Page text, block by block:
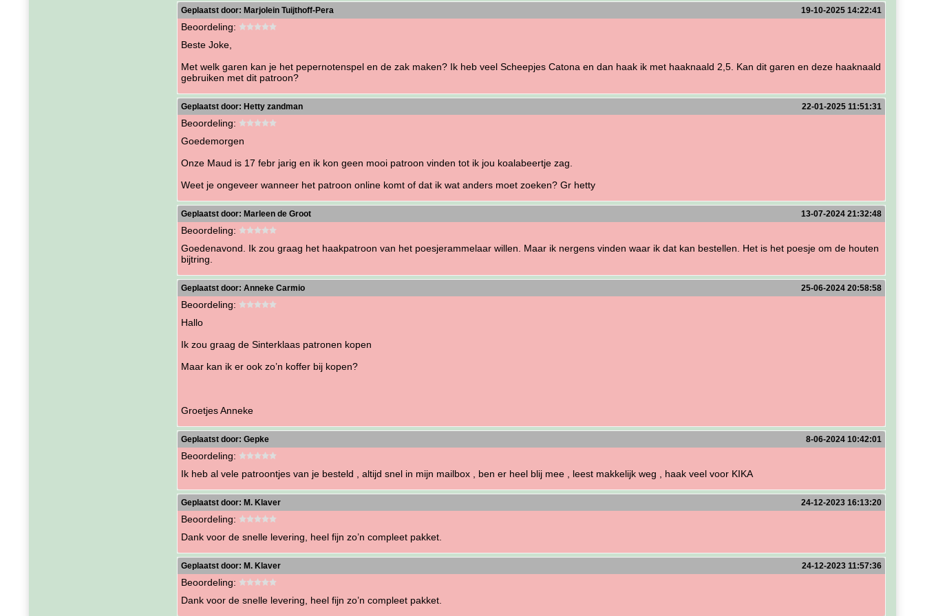
Geplaatst door: Marjolein Tuijthoff-Pera 19-10-2025 14:22:41
Beoordeling:
Beste Joke,
Met welk garen kan je het pepernotenspel en de zak maken? Ik heb veel Scheepjes Catona en dan haak ik met haaknaald 2,5. Kan dit garen en deze haaknaald
gebruiken met dit patroon?
Geplaatst door: Hetty zandman 22-01-2025 11:51:31
Beoordeling:
Goedemorgen
Onze Maud is 17 febr jarig en ik kon geen mooi patroon vinden tot ik jou koalabeertje zag.
Weet je ongeveer wanneer het patroon online komt of dat ik wat anders moet zoeken? Gr hetty
Geplaatst door: Marleen de Groot 13-07-2024 21:32:48
Beoordeling:
Goedenavond. Ik zou graag het haakpatroon van het poesjerammelaar willen. Maar ik nergens vinden waar ik dat kan bestellen. Het is het poesje om de houten
bijtring.
Geplaatst door: Anneke Carmio 25-06-2024 20:58:58
Beoordeling:
Hallo
Ik zou graag de Sinterklaas patronen kopen
Maar kan ik er ook zo’n koffer bij kopen?
Groetjes Anneke
Geplaatst door: Gepke 8-06-2024 10:42:01
Beoordeling:
Ik heb al vele patroontjes van je besteld , altijd snel in mijn mailbox , ben er heel blij mee , leest makkelijk weg , haak veel voor KIKA
Geplaatst door: M. Klaver 24-12-2023 16:13:20
Beoordeling:
Dank voor de snelle levering, heel fijn zo’n compleet pakket.
Geplaatst door: M. Klaver 24-12-2023 11:57:36
Beoordeling:
Dank voor de snelle levering, heel fijn zo’n compleet pakket.